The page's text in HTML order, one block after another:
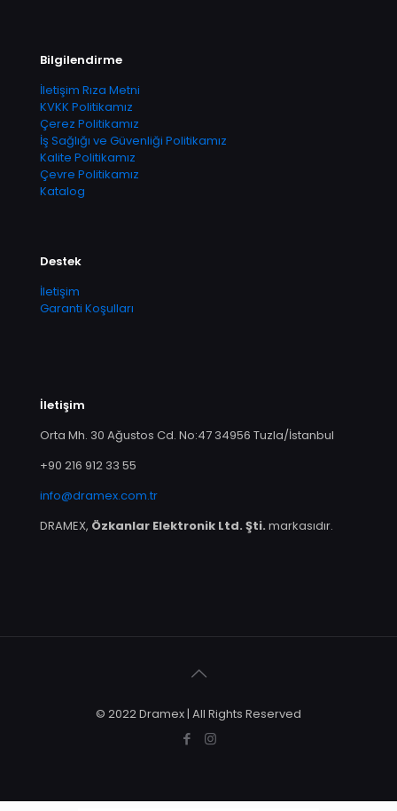
Bilgilendirme
İletişim Rıza Metni
KVKK Politikamız
Çerez Politikamız
İş Sağlığı ve Güvenliği Politikamız
Kalite Politikamız
Çevre Politikamız
Katalog
Destek
İletişim
Garanti Koşulları
İletişim
Orta Mh. 30 Ağustos Cd. No:47 34956 Tuzla/İstanbul
+90 216 912 33 55
info@dramex.com.tr
DRAMEX, Özkanlar Elektronik Ltd. Şti. markasıdır.
© 2022 Dramex | All Rights Reserved